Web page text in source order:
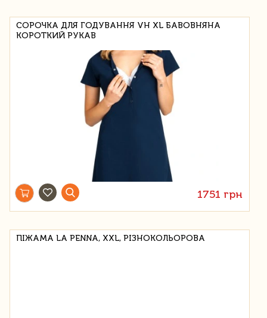
СОРОЧКА ДЛЯ ГОДУВАННЯ VH XL БАВОВНЯНА
КОРОТКИЙ РУКАВ
1751 грн
ПІЖАМА LA PENNA, XXL, РІЗНОКОЛЬОРОВА